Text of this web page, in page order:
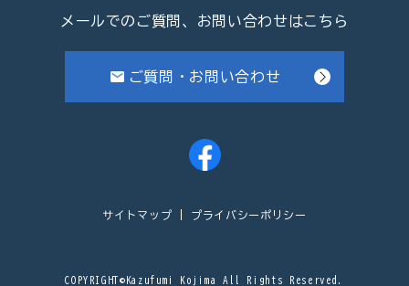
メールでのご質問、お問い合わせはこちら
ご質問・お問い合わせ
サイトマップ プライバシーポリシー
COPYRIGHT©Kazufumi Kojima All Rights Reserved.